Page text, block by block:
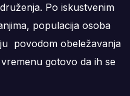
Po iskustvenim
populacija osoba
povodom obeležavanja
gotovo da ih se